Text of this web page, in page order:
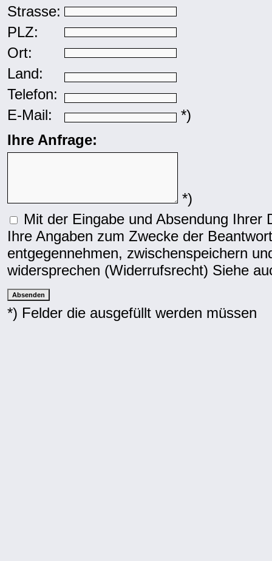
Strasse:
PLZ:
Ort:
Land:
Telefon:
E-Mail:
*)
Ihre Anfrage:
*)
Mit der Eingabe und Absendung
Ihre Angaben zum Zwecke der
entgegennehmen, zwischenspeichern
widersprechen (Widerrufsrecht) Siehe
*) Felder die ausgefüllt werden müssen